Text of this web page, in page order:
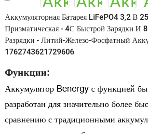
Аккумуляторная Батарея LiFePO4 3,2 В
Призматическая - 4С Быстрой Зарядки И
Разрядки - Литий-Железо-Фосфатный
1762743621729606
Функции:
Аккумулятор Benergy с функцией
разработан для значительно более
сравнению с традиционными